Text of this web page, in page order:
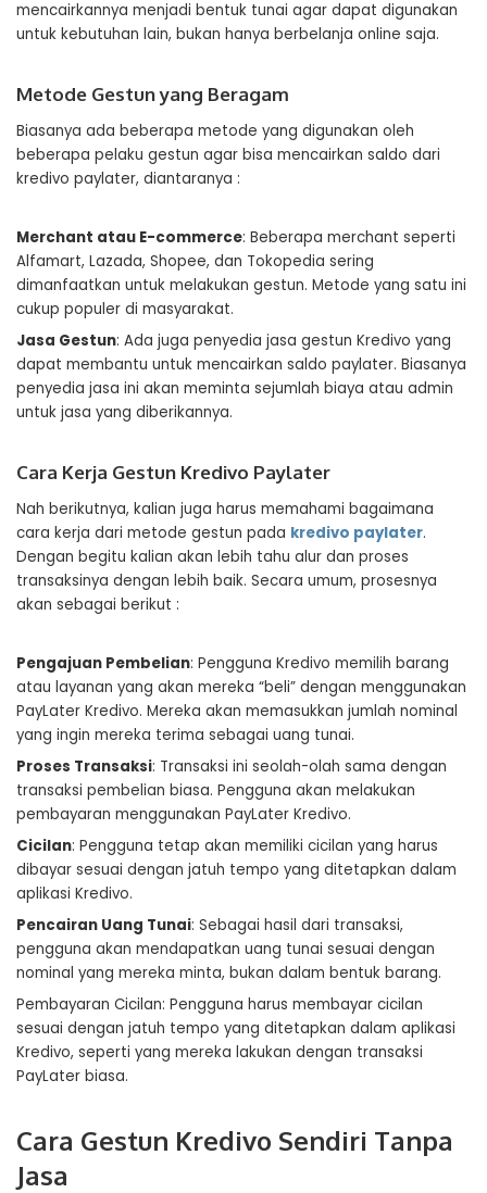
mencairkannya menjadi bentuk tunai agar dapat digunakan
untuk kebutuhan lain, bukan hanya berbelanja online saja.
Metode Gestun yang Beragam
Biasanya ada beberapa metode yang digunakan oleh
beberapa pelaku gestun agar bisa mencairkan saldo dari
kredivo paylater, diantaranya :
Merchant atau E-commerce: Beberapa merchant seperti
Alfamart, Lazada, Shopee, dan Tokopedia sering
dimanfaatkan untuk melakukan gestun. Metode yang satu ini
cukup populer di masyarakat.
Jasa Gestun: Ada juga penyedia jasa gestun Kredivo yang
dapat membantu untuk mencairkan saldo paylater. Biasanya
penyedia jasa ini akan meminta sejumlah biaya atau admin
untuk jasa yang diberikannya.
Cara Kerja Gestun Kredivo Paylater
Nah berikutnya, kalian juga harus memahami bagaimana
cara kerja dari metode gestun pada kredivo paylater.
Dengan begitu kalian akan lebih tahu alur dan proses
transaksinya dengan lebih baik. Secara umum, prosesnya
akan sebagai berikut :
Pengajuan Pembelian: Pengguna Kredivo memilih barang
atau layanan yang akan mereka “beli” dengan menggunakan
PayLater Kredivo. Mereka akan memasukkan jumlah nominal
yang ingin mereka terima sebagai uang tunai.
Proses Transaksi: Transaksi ini seolah-olah sama dengan
transaksi pembelian biasa. Pengguna akan melakukan
pembayaran menggunakan PayLater Kredivo.
Cicilan: Pengguna tetap akan memiliki cicilan yang harus
dibayar sesuai dengan jatuh tempo yang ditetapkan dalam
aplikasi Kredivo.
Pencairan Uang Tunai: Sebagai hasil dari transaksi,
pengguna akan mendapatkan uang tunai sesuai dengan
nominal yang mereka minta, bukan dalam bentuk barang.
Pembayaran Cicilan: Pengguna harus membayar cicilan
sesuai dengan jatuh tempo yang ditetapkan dalam aplikasi
Kredivo, seperti yang mereka lakukan dengan transaksi
PayLater biasa.
Cara Gestun Kredivo Sendiri Tanpa
Jasa